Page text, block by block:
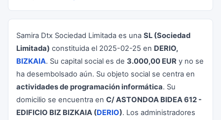
Samira Dtx Sociedad Limitada es una SL (Sociedad
Limitada) constituida el 2025-02-25 en DERIO,
BIZKAIA. Su capital social es de 3.000,00 EUR y no se
ha desembolsado aún. Su objeto social se centra en
actividades de programación informática. Su
domicilio se encuentra en C/ ASTONDOA BIDEA 612 -
EDIFICIO BIZ BIZKAIA (DERIO). Los administradores